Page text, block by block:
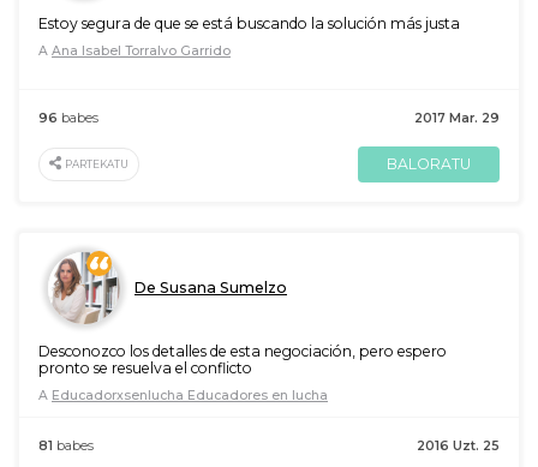
Estoy segura de que se está buscando la solución más justa
A Ana Isabel Torralvo Garrido
2017 Mar. 29
96 babes
PARTEKATU BALORATU
De Susana Sumelzo
Desconozco los detalles de esta negociación, pero espero
pronto se resuelva el conflicto
A Educadorxsenlucha Educadores en lucha
2016 Uzt. 25
81 babes